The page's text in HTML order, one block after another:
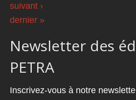
suivant ›
dernier »
Newsletter des
PETRA
Inscrivez-vous à notre